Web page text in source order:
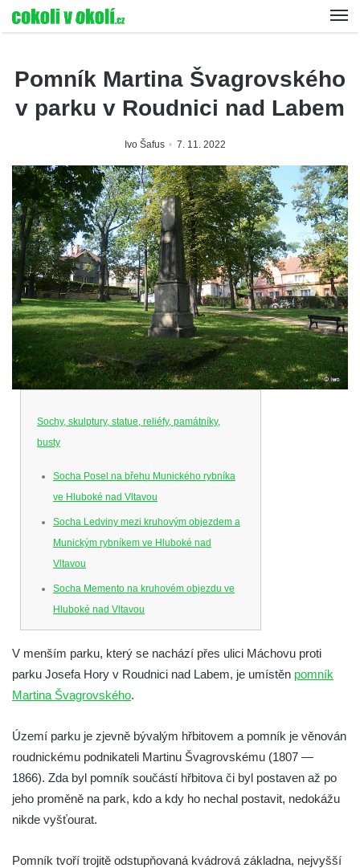
Pomník Martina Švagrovského
v parku v Roudnici nad Labem
Ivo Šafus 7. 11. 2022
Sochy, skulptury, statue, reliéfy, památníky,
busty
Socha Posel na břehu Munického rybníka
ve Hluboké nad Vltavou
Socha Ledviny mezi kruhovým objezdem a
Munickým rybníkem ve Hluboké nad
Vltavou
Socha Memento na kruhovém objezdu ve
Hluboké nad Vltavou
Socha Chalikotérium v ZOO Hluboká
Socha Smilodon v ZOO Hluboká
Socha Veledaněk v ZOO Hluboká
Socha Plejtvák obrovský v ZOO Hluboká
Socha Medvěd jeskynní v ZOO Hluboká
Socha Mamutí lebka v ZOO Hluboká
Socha Mamut srstnatý v ZOO Hluboká
Socha Vydry si hrají v ZOO Hluboká
V menším parku, který se nachází přes ulici Máchovu proti
parku Josefa Hory v Roudnici nad Labem, je umístěn pomník
Martina Švagrovského.
Území parku je zjevně bývalým hřbitovem a pomník je věnován
roudnickému podnikateli Martinu Švagrovskému (1807 —
1866). Zda byl pomník součástí hřbitova či byl postaven až po
jeho proměně na park, kdo a kdy ho nechal postavit, nedokážu
nikde vyšťourat.
Pomník tvoří trojitě odstupňovaná kvádrová základna, nejvyšší